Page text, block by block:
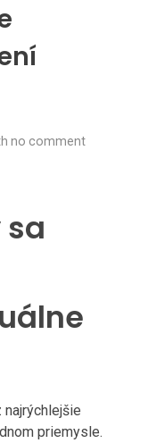
no comment
sa
priemysle.